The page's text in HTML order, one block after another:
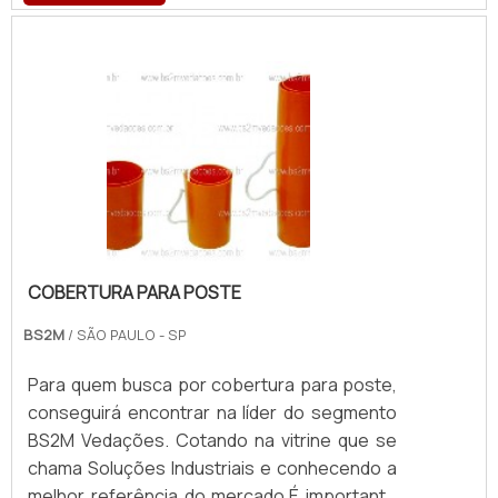
COBERTURA PARA POSTE
BS2M / SÃO PAULO - SP
Para quem busca por cobertura para poste,
conseguirá encontrar na líder do segmento
BS2M Vedações. Cotando na vitrine que se
chama Soluções Industriais e conhecendo a